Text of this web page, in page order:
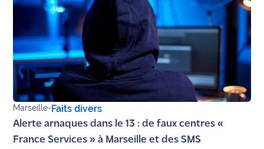
Marseille-Faits divers
Alerte arnaques dans le 13 : de faux centres «
France Services » à Marseille et des SMS